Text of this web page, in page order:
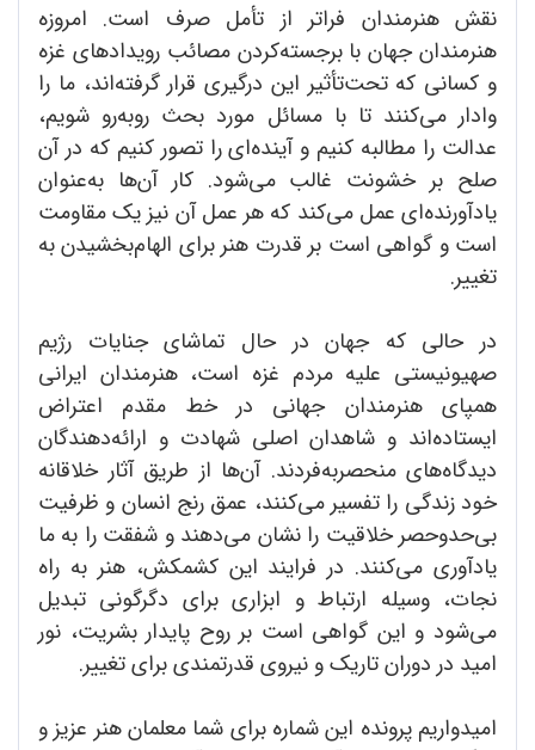
نقش هنرمندان فراتر از تأمل صرف است. امروزه
هنرمندان جهان با برجسته‌کردن مصائب رویدادهای غزه
و کسانی که تحت‌تأثیر این درگیری قرار گرفته‌اند، ما را
وادار می‌کنند تا با مسائل مورد بحث روبه‌رو شویم،
عدالت را مطالبه کنیم و آینده‌ای را تصور کنیم که در آن
صلح بر خشونت غالب می‌شود. کار آن‌ها به‌عنوان
یادآورنده‌ای عمل می‌کند که هر عمل آن نیز یک مقاومت
است و گواهی است بر قدرت هنر برای الهام‌بخشیدن به
تغییر.
در حالی که جهان در حال تماشای جنایات رژیم
صهیونیستی علیه مردم غزه است، هنرمندان ایرانی
همپای هنرمندان جهانی در خط مقدم اعتراض
ایستاده‌اند و شاهدان اصلی شهادت و ارائه‌دهندگان
دیدگاه‌های منحصر‌به‌فردند. آن‌ها از طریق آثار خلاقانه
خود زندگی را تفسیر می‌کنند، عمق رنج انسان و ظرفیت
بی‌حدوحصر خلاقیت را نشان می‌دهند و شفقت را به ما
یادآوری می‌کنند. در فرایند این کشمکش، هنر به راه
نجات، وسیله ‌ارتباط و ابزاری برای دگرگونی تبدیل
می‌شود و این گواهی است بر روح پایدار بشریت، نور
امید در دوران تاریک و نیروی قدرتمندی برای تغییر.
امیدواریم پرونده این شماره برای شما معلمان هنر عزیز و